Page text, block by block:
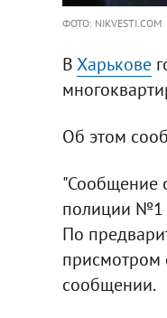
ФОТО: NIKVESTI.COM
ВХарькове
Об этом
"Сообщение
полиции №1
По
присмотром
сообщении.